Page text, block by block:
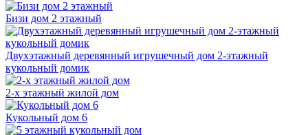
Бизи дом 2 этажный
Двухэтажный деревянный игрушечный дом 2-этажный
кукольный домик
2-х этажный жилой дом
Кукольный дом 6